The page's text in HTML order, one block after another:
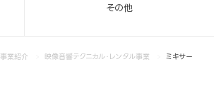
その他
事業紹介 映像音響テクニカル・レンタル事業 ミキサー